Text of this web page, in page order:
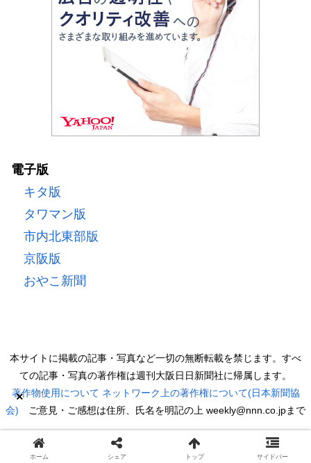
×
電子版
キタ版
タワマン版
市内北東部版
京阪版
おやこ新聞
本サイトに掲載の記事・写真など一切の無断転載を禁じます。すべ
ての記事・写真の著作権は週刊大阪日日新聞社に帰属します。
著作物使用について ネットワーク上の著作権について(日本新聞協
会) ご意見・ご感想は住所、氏名を明記の上 weekly@nnn.co.jpまで
Copyright © 2022 週刊大阪日日新聞 All Rights Reserved.
ホーム シェア トップ サイドバー